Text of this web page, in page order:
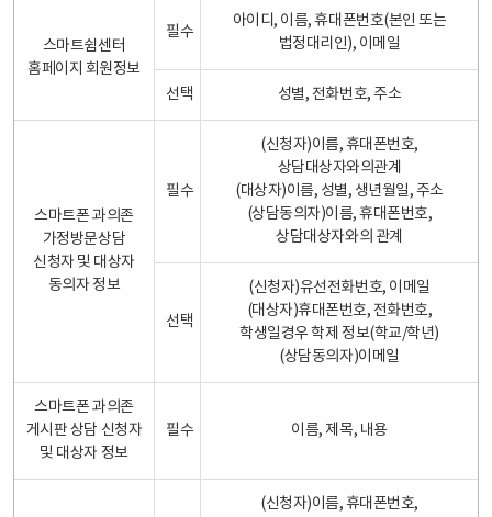
스마트쉼센터
홈페이지 회원정보
필수
아이디, 이름, 휴대폰번호(본인 또는
법정대리인), 이메일
선택 성별, 전화번호, 주소
스마트폰 과의존
가정방문상담
신청자 및 대상자
동의자 정보
필수
(신청자)이름, 휴대폰번호,
상담대상자와의관계
(대상자)이름, 성별, 생년월일, 주소
(상담동의자)이름, 휴대폰번호,
상담대상자와의 관계
선택
(신청자)유선전화번호, 이메일
(대상자)휴대폰번호, 전화번호,
학생일경우 학제 정보(학교/학년)
(상담동의자)이메일
스마트폰 과의존
게시판 상담 신청자
및 대상자 정보
필수 이름, 제목, 내용
(신청자)이름, 휴대폰번호,